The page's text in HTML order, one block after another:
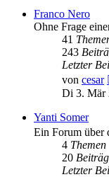
Franco Nero
Ohne Frage
41
243
Letzter
von cesar
Di 3. Mär
Yanti Somer
Ein Forum über
4 Themen
20
Letzter